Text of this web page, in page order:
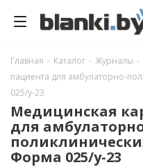
Главная - Каталог - Журналы -
пациента для амбулаторно-
025/у-23
Медицинская
для
Форма 025/у-23